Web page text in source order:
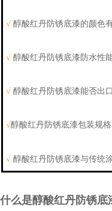
√ 醇酸红丹防锈底漆的颜色
√ 醇酸红丹防锈底漆 防水性
√ 醇酸红丹防锈底漆能否出
√醇酸红丹防锈底漆包装规格
√ 醇酸红丹防锈底漆与传统
什么是醇酸红丹防锈底